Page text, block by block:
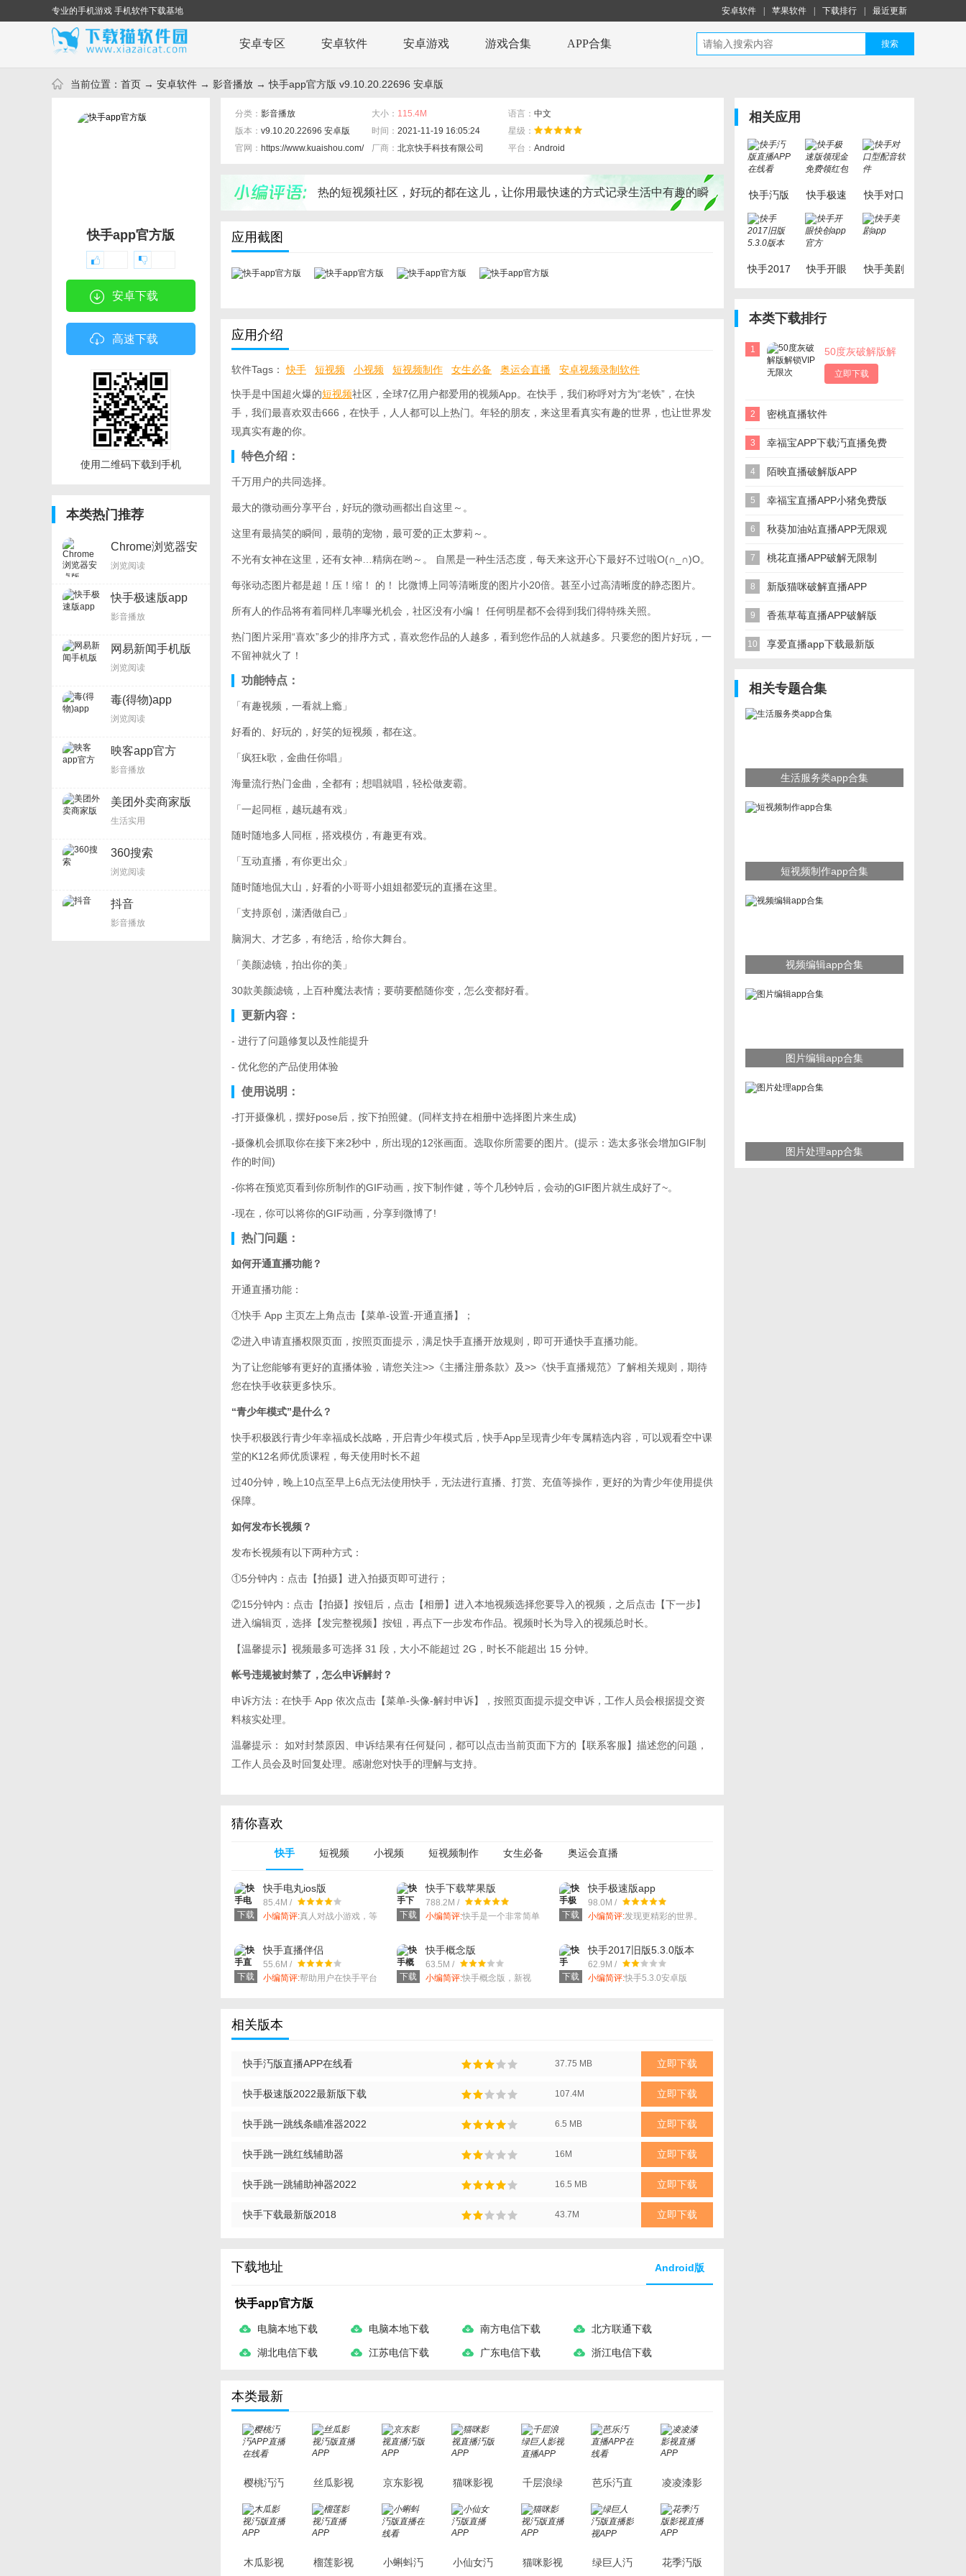
专业的手机游戏 手机软件下载基地 安卓软件 苹果软件 下载排行 最近更新
安卓专区 安卓软件 安卓游戏 游戏合集 APP合集 搜索
当前位置： 首页 → 安卓软件 → 影音播放 → 快手app官方版 v9.10.20.22696 安卓版
快手app官方版
安卓下载
高速下载
使用二维码下载到手机
本类热门推荐
Chrome浏览器安
卓版
浏览阅读
快手极速版app
影音播放
网易新闻手机版
浏览阅读
毒(得物)app
浏览阅读
映客app官方
影音播放
美团外卖商家版
生活实用
360搜索
浏览阅读
抖音
影音播放
分类： 影音播放 大小： 115.4M 语言： 中文
版本： v9.10.20.22696 安卓版 时间： 2021-11-19 16:05:24
星级：
官网： https://www.kuaishou.com/ 厂商： 北京快手科技有限公司 平台： Android
热的短视频社区，好玩的都在这儿，让你用最快速的方式记录生活中有趣的瞬
应用截图
应用介绍
软件Tags：快手 短视频 小视频 短视频制作 女生必备 奥运会直播 安卓视频录制软件
快手是中国超火爆的短视频社区，全球7亿用户都爱用的视频App。在快手，我们称呼对方为“老铁”，在快
手，我们最喜欢双击666，在快手，人人都可以上热门。年轻的朋友，来这里看真实有趣的世界，也让世界发
现真实有趣的你。
特色介绍：
千万用户的共同选择。
最大的微动画分享平台，好玩的微动画都出自这里～。
这里有最搞笑的瞬间，最萌的宠物，最可爱的正太萝莉～。
不光有女神在这里，还有女神…精病在哟～。 自黑是一种生活态度，每天来这开心下最好不过啦O(∩_∩)O。
每张动态图片都是超！压！缩！ 的！ 比微博上同等清晰度的图片小20倍。甚至小过高清晰度的静态图片。
所有人的作品将有着同样几率曝光机会，社区没有小编！ 任何明星都不会得到我们得特殊关照。
热门图片采用“喜欢”多少的排序方式，喜欢您作品的人越多，看到您作品的人就越多。只要您的图片好玩，一
不留神就火了！
功能特点：
「有趣视频，一看就上瘾」
好看的、好玩的，好笑的短视频，都在这。
「疯狂k歌，金曲任你唱」
海量流行热门金曲，全都有；想唱就唱，轻松做麦霸。
「一起同框，越玩越有戏」
随时随地多人同框，搭戏模仿，有趣更有戏。
「互动直播，有你更出众」
随时随地侃大山，好看的小哥哥小姐姐都爱玩的直播在这里。
「支持原创，潇洒做自己」
脑洞大、才艺多，有绝活，给你大舞台。
「美颜滤镜，拍出你的美」
30款美颜滤镜，上百种魔法表情；要萌要酷随你变，怎么变都好看。
更新内容：
- 进行了问题修复以及性能提升
- 优化您的产品使用体验
使用说明：
-打开摄像机，摆好pose后，按下拍照健。(同样支持在相册中选择图片来生成)
-摄像机会抓取你在接下来2秒中，所出现的12张画面。选取你所需要的图片。(提示：选太多张会增加GIF制
作的时间)
-你将在预览页看到你所制作的GIF动画，按下制作健，等个几秒钟后，会动的GIF图片就生成好了~。
-现在，你可以将你的GIF动画，分享到微博了!
热门问题：
如何开通直播功能？
开通直播功能：
①快手 App 主页左上角点击【菜单-设置-开通直播】；
②进入申请直播权限页面，按照页面提示，满足快手直播开放规则，即可开通快手直播功能。
为了让您能够有更好的直播体验，请您关注>>《主播注册条款》及>>《快手直播规范》了解相关规则，期待
您在快手收获更多快乐。
“青少年模式”是什么？
快手积极践行青少年幸福成长战略，开启青少年模式后，快手App呈现青少年专属精选内容，可以观看空中课
堂的K12名师优质课程，每天使用时长不超
过40分钟，晚上10点至早上6点无法使用快手，无法进行直播、打赏、充值等操作，更好的为青少年使用提供
保障。
如何发布长视频？
发布长视频有以下两种方式：
①5分钟内：点击【拍摄】进入拍摄页即可进行；
②15分钟内：点击【拍摄】按钮后，点击【相册】进入本地视频选择您要导入的视频，之后点击【下一步】
进入编辑页，选择【发完整视频】按钮，再点下一步发布作品。视频时长为导入的视频总时长。
【温馨提示】视频最多可选择 31 段，大小不能超过 2G，时长不能超出 15 分钟。
帐号违规被封禁了，怎么申诉解封？
申诉方法：在快手 App 依次点击【菜单-头像-解封申诉】，按照页面提示提交申诉，工作人员会根据提交资
料核实处理。
温馨提示： 如对封禁原因、申诉结果有任何疑问，都可以点击当前页面下方的【联系客服】描述您的问题，
工作人员会及时回复处理。感谢您对快手的理解与支持。
猜你喜欢
快手 短视频 小视频 短视频制作 女生必备 奥运会直播
安卓视频录制软件
下载
快手电丸ios版
85.4M /
小编简评:真人对战小游戏，等
下载
快手下载苹果版
788.2M /
小编简评:快手是一个非常简单
下载
快手极速版app
98.0M /
小编简评:发现更精彩的世界。
下载
快手直播伴侣
55.6M /
小编简评:帮助用户在快手平台
下载
快手概念版
63.5M /
小编简评:快手概念版，新视
下载
快手2017旧版5.3.0版本
62.9M /
小编简评:快手5.3.0安卓版
相关版本
快手汅版直播APP在线看 37.75 MB 立即下载
快手极速版2022最新版下载 107.4M 立即下载
快手跳一跳线条瞄准器2022 6.5 MB 立即下载
快手跳一跳红线辅助器 16M 立即下载
快手跳一跳辅助神器2022 16.5 MB 立即下载
快手下载最新版2018 43.7M 立即下载
下载地址 Android版
快手app官方版
电脑本地下载 电脑本地下载 南方电信下载 北方联通下载
湖北电信下载 江苏电信下载 广东电信下载 浙江电信下载
本类最新
樱桃汅汅
APP直播
在线看
丝瓜影视
汅版直播
APP
京东影视
直播汅版
APP
猫咪影视
直播汅版
APP
千层浪绿
巨人影视
直播APP
芭乐汅直
播APP在
线看
凌凌漆影
视直播
APP
木瓜影视
榴莲影视
小蝌蚪汅
小仙女汅
猫咪影视
绿巨人汅
花季汅版
相关应用
快手汅版
直播APP
在线看
快手极速
版领现金
免费领红
快手对口
型配音软
件
快手2017
快手开眼
快手美剧
本类下载排行
1
50度灰破解版解
锁VIP无限次
立即下载
2 密桃直播软件
3 幸福宝APP下载汅直播免费
4 陌映直播破解版APP
5 幸福宝直播APP小猪免费版
6 秋葵加油站直播APP无限观
看
7 桃花直播APP破解无限制
8 新版猫咪破解直播APP
9 香蕉草莓直播APP破解版
10 享爱直播app下载最新版
相关专题合集
生活服务类app合集
短视频制作app合集
视频编辑app合集
图片编辑app合集
图片处理app合集